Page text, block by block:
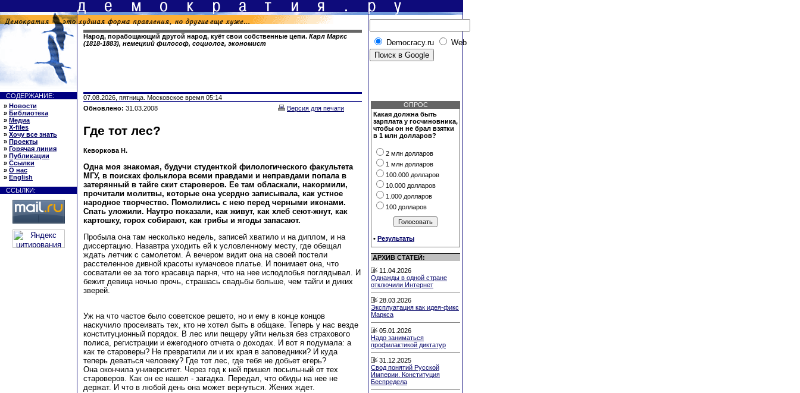
Народ, порабощающий другой народ, куёт свои собственные цепи. Карл Маркс
(1818-1883), немецкий философ, социолог, экономист
Democracy.ru Web
СОДЕРЖАНИЕ:
» Новости
» Библиотека
» Медиа
» X-files
» Хочу все знать
» Проекты
» Горячая линия
» Публикации
» Ссылки
» О нас
» English
ССЫЛКИ:
07.08.2026, пятница. Московское время 05:14
Обновлено: 31.03.2008 Версия для печати
Где тот лес?
Кеворкова Н.
Одна моя знакомая, будучи студенткой филологического факультета
МГУ, в поисках фольклора всеми правдами и неправдами попала в
затерянный в тайге скит староверов. Ее там обласкали, накормили,
прочитали молитвы, которые она усердно записывала, как устное
народное творчество. Помолились с нею перед черными иконами.
Спать уложили. Наутро показали, как живут, как хлеб сеют-жнут, как
картошку, горох собирают, как грибы и ягоды запасают.
Пробыла она там несколько недель, записей хватило и на диплом, и на
диссертацию. Назавтра уходить ей к условленному месту, где обещал
ждать летчик с самолетом. А вечером видит она на своей постели
расстеленное дивной красоты кумачовое платье. И понимает она, что
сосватали ее за того красавца парня, что на нее исподлобья поглядывал. И
бежит девица ночью прочь, страшась свадьбы больше, чем тайги и диких
зверей.
Уж на что частое было советское решето, но и ему в конце концов
наскучило просеивать тех, кто не хотел быть в общаке. Теперь у нас везде
конституционный порядок. В лес или пещеру уйти нельзя без страхового
полиса, регистрации и ежегодного отчета о доходах. И вот я подумала: а
как те староверы? Не превратили ли и их края в заповедники? И куда
теперь деваться человеку? Где тот лес, где тебя не добьет егерь?
Она окончила университет. Через год к ней пришел посыльный от тех
староверов. Как он ее нашел - загадка. Передал, что обиды на нее не
держат. И что в любой день она может вернуться. Жених ждет.
ОПРОС
Какая должна быть
зарплата у госчиновника,
чтобы он не брал взятки
в 1 млн долларов?
2 млн долларов
1 млн долларов
100.000 долларов
10.000 долларов
1.000 долларов
100 долларов
• Результаты
АРХИВ СТАТЕЙ:
11.04.2026
Однажды в одной стране
отключили Интернет
28.03.2026
Эксплуатация как идея-фикс
Маркса
05.01.2026
Надо заниматься
профилактикой диктатур
31.12.2025
Свод понятий Русской
Империи. Конституция
Беспредела